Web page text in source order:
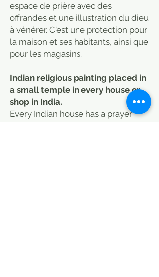
espace de prière avec des
offrandes et une illustration du dieu
à vénérer. C'est une protection pour
la maison et ses habitants, ainsi que
pour les magasins.
Indian religious painting placed in
a small temple in every house or
shop in India.
Every Indian house has a prayer